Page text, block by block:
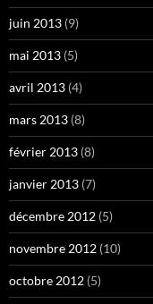
juin 2013 (9)
mai 2013 (5)
avril 2013 (4)
mars 2013 (8)
février 2013 (8)
janvier 2013 (7)
décembre 2012 (5)
novembre 2012 (10)
octobre 2012 (5)